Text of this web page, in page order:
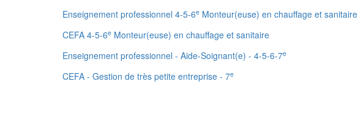
Enseignement professionnel 4-5-6e Monteur(euse) en chauffage et sanitaire
CEFA 4-5-6e Monteur(euse) en chauffage et sanitaire
Enseignement professionnel - Aide-Soignant(e) - 4-5-6-7e
CEFA - Gestion de très petite entreprise - 7e